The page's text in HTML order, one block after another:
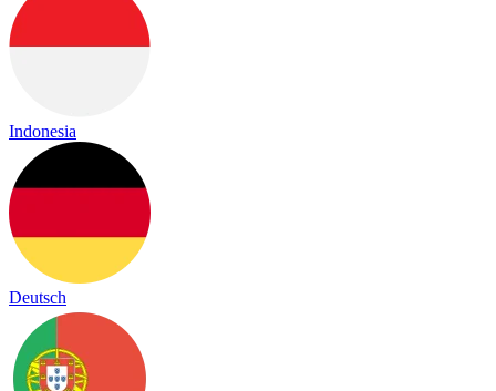
Indonesia
Deutsch